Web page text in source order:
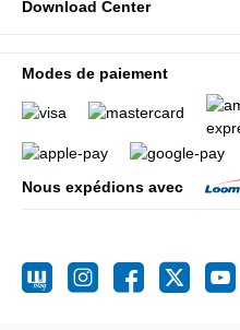
Download Center
Modes de paiement
Nous expédions avec